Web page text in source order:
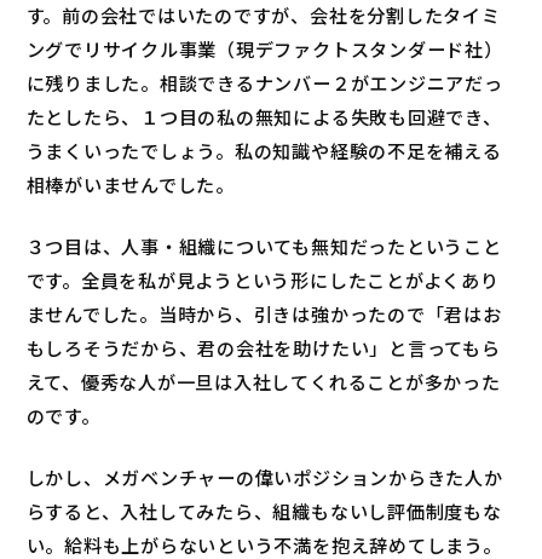
す。前の会社ではいたのですが、会社を分割したタイミ
ングでリサイクル事業（現デファクトスタンダード社）
に残りました。相談できるナンバー２がエンジニアだっ
たとしたら、１つ目の私の無知による失敗も回避でき、
うまくいったでしょう。私の知識や経験の不足を補える
相棒がいませんでした。
３つ目は、人事・組織についても無知だったということ
です。全員を私が見ようという形にしたことがよくあり
ませんでした。当時から、引きは強かったので「君はお
もしろそうだから、君の会社を助けたい」と言ってもら
えて、優秀な人が一旦は入社してくれることが多かった
のです。
しかし、メガベンチャーの偉いポジションからきた人か
らすると、入社してみたら、組織もないし評価制度もな
い。給料も上がらないという不満を抱え辞めてしまう。